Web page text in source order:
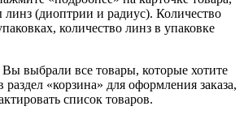
линз (диоптрии и радиус). Количество
количество линз в упаковке
выбрали все товары, которые хотите
раздел «корзина» для оформления заказа,
список товаров.